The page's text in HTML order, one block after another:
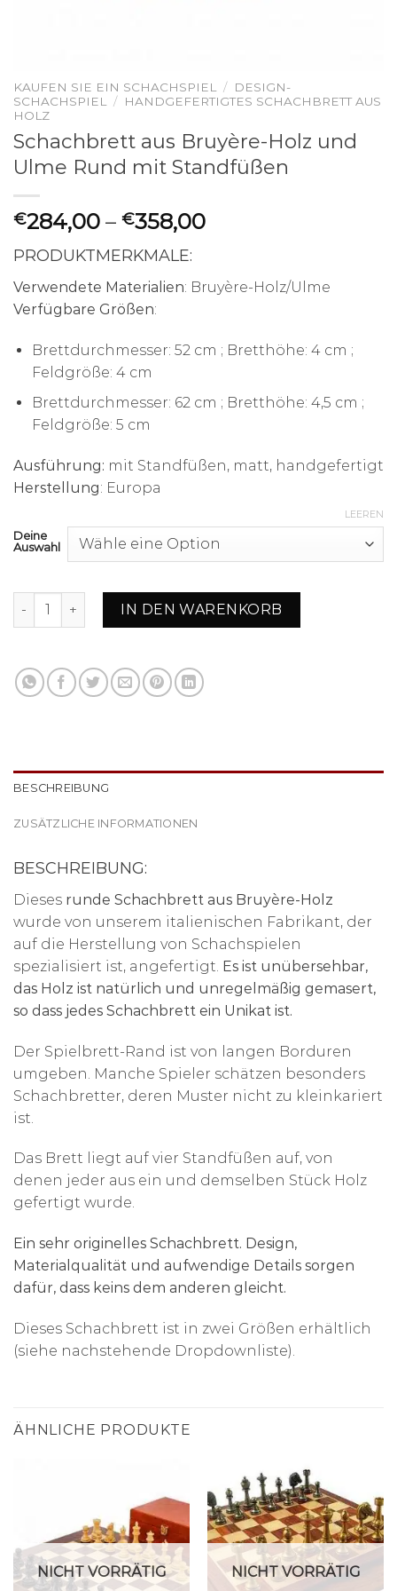
KAUFEN SIE EIN SCHACHSPIEL /
DESIGN-
SCHACHSPIEL
/
HANDGEFERTIGTES SCHACHBRETT AUS
HOLZ
Schachbrett aus Bruyère-Holz und
Ulme Rund mit Standfüßen
€284,00 – €358,00
PRODUKTMERKMALE:
Verwendete Materialien: Bruyère-Holz/Ulme
Verfügbare Größen:
Brettdurchmesser: 52 cm ; Bretthöhe: 4 cm ;
Feldgröße: 4 cm
Brettdurchmesser: 62 cm ; Bretthöhe: 4,5 cm ;
Feldgröße: 5 cm
Ausführung: mit Standfüßen, matt, handgefertigt
Herstellung: Europa
Deine
Auswahl
LEEREN
Schachbrett aus Bruyère-Holz und Ulme Rund mit
IN DEN WARENKORB
BESCHREIBUNG
ZUSÄTZLICHE INFORMATIONEN
BESCHREIBUNG:
Dieses runde Schachbrett aus Bruyère-Holz
wurde von unserem italienischen Fabrikant, der
auf die Herstellung von Schachspielen
spezialisiert ist, angefertigt. Es ist unübersehbar,
das Holz ist natürlich und unregelmäßig gemasert,
so dass jedes Schachbrett ein Unikat ist.
Der Spielbrett-Rand ist von langen Borduren
umgeben. Manche Spieler schätzen besonders
Schachbretter, deren Muster nicht zu kleinkariert
ist.
Das Brett liegt auf vier Standfüßen auf, von
denen jeder aus ein und demselben Stück Holz
gefertigt wurde.
Ein sehr originelles Schachbrett. Design,
Materialqualität und aufwendige Details sorgen
dafür, dass keins dem anderen gleicht.
Dieses Schachbrett ist in zwei Größen erhältlich
(siehe nachstehende Dropdownliste).
ÄHNLICHE PRODUKTE
NICHT VORRÄTIG NICHT VORRÄTIG